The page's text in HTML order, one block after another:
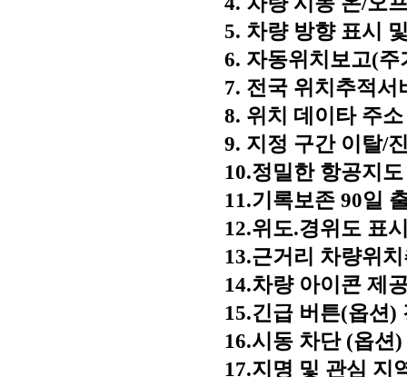
5. 차량 방향 표시
6. 자동위치보고(
7. 전국 위치추적
8. 위치 데이타 주
9. 지정 구간 이탈/
10.정밀한 항공지
11.기록보존 90일
12.위도.경위도 표
13.근거리 차량위
14.차량 아이콘 제
15.긴급 버튼(옵션)
16.시동 차단 (옵션
17.지명 및 관심 지